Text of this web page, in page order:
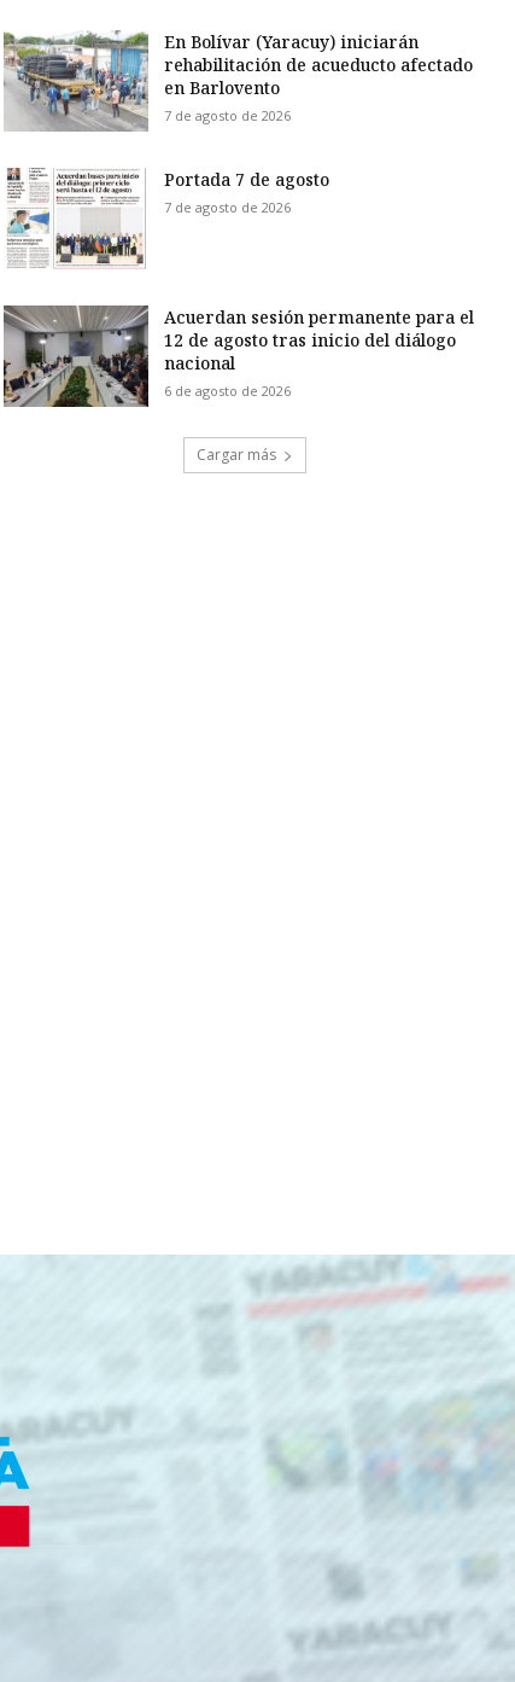
En Bolívar (Yaracuy) iniciarán
rehabilitación de acueducto afectado
en Barlovento
7 de agosto de 2026
Portada 7 de agosto
7 de agosto de 2026
Acuerdan sesión permanente para el
12 de agosto tras inicio del diálogo
nacional
6 de agosto de 2026
Cargar más